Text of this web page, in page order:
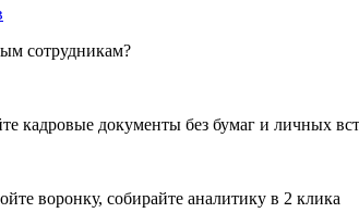
сотрудникам?
кадровые документы без бумаг и личных
воронку, собирайте аналитику в 2 клика